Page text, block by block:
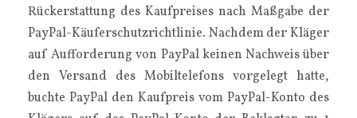
Rückerstattung des Kaufpreises nach Maßgabe der
PayPal-Käuferschutzrichtlinie. Nachdem der Kläger
auf Aufforderung von PayPal keinen Nachweis über
den Versand des Mobiltelefons vorgelegt hatte,
buchte PayPal den Kaufpreis vom PayPal-Konto des